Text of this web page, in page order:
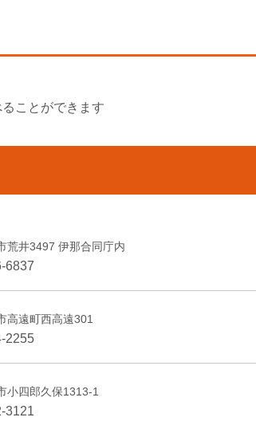
ことができます
荒井3497 伊那合同庁内
6837
高遠町西高遠301
2255
小四郎久保1313-1
3121